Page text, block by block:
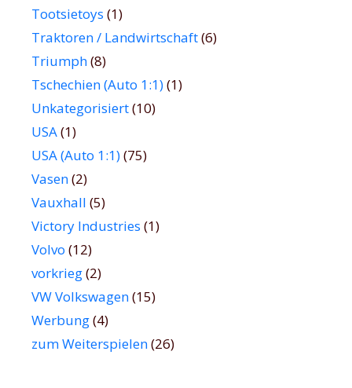
Tootsietoys (1)
Traktoren / Landwirtschaft(6)
Triumph(8)
Tschechien (Auto 1:1)(1)
Unkategorisiert(10)
USA(1)
USA (Auto 1:1)(75)
Vasen(2)
Vauxhall (5)
Victory Industries (1)
Volvo (12)
vorkrieg(2)
VW Volkswagen(15)
Werbung(4)
zum Weiterspielen(26)